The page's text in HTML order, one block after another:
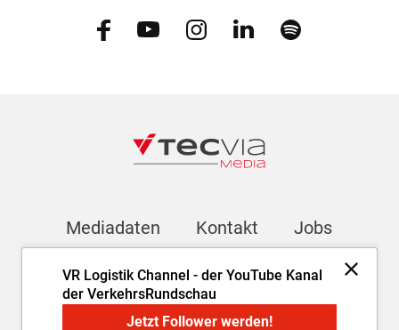
VR Logistik Channel - der YouTube Kanal
der VerkehrsRundschau
Jetzt Follower werden!
Mediadaten Kontakt Jobs
Newsletter